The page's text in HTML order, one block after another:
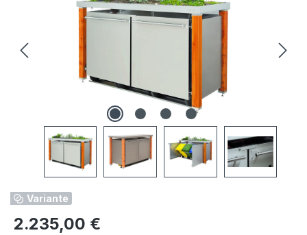
Variante
Regulärer Preis:
2.235,00 €